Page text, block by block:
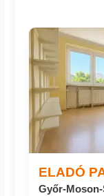
ELADÓ
Győr-